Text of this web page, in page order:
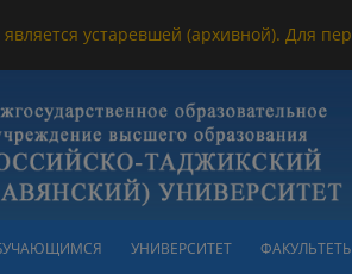
устаревшей (архивной). Для
УНИВЕРСИТЕТ ФАКУЛЬТЕТЫ